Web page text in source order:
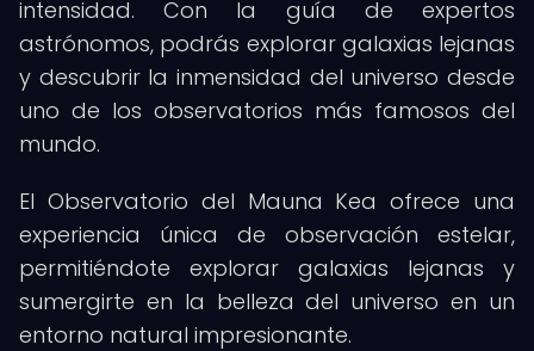
intensidad. Con la guía de expertos
astrónomos, podrás explorar galaxias lejanas
y descubrir la inmensidad del universo desde
uno de los observatorios más famosos del
mundo.
El Observatorio del Mauna Kea ofrece una
experiencia única de observación estelar,
permitiéndote explorar galaxias lejanas y
sumergirte en la belleza del universo en un
entorno natural impresionante.